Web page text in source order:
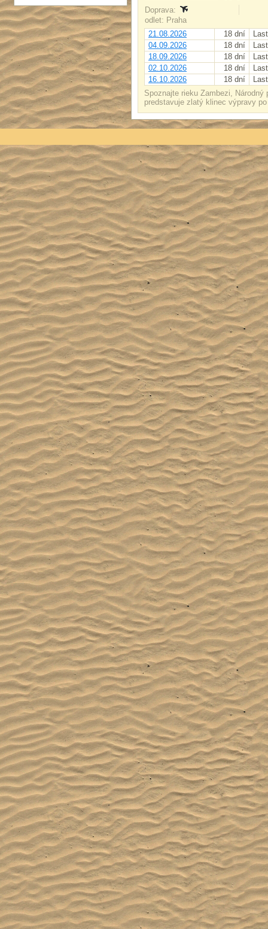
Doprava:
odlet: Praha
21.08.2026
18 dní
04.09.2026
18 dní
18.09.2026
18 dní
02.10.2026
18 dní
16.10.2026
18 dní
Spoznajte rieku Zambezi,
predstavuje zlatý klinec výpravy